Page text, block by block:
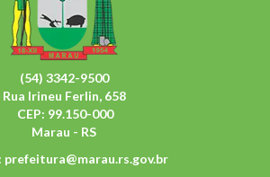
(54) 3342-9500
Rua Irineu Ferlin, 658
CEP: 99.150-000
Marau - RS
prefeitura@marau.rs.gov.br